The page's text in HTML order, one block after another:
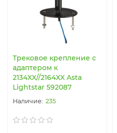
Трековое крепление с
адаптером к
2134XX//2164XX Asta
Lightstar 592087
235